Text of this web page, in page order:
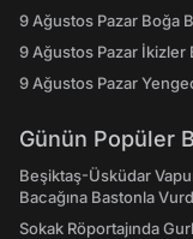
9 Ağustos Pazar Boğa
9 Ağustos Pazar İkizler
9 Ağustos Pazar
Günün Popüler
Beşiktaş-Üsküdar
Bacağına Bastonla
Sokak Röportajında